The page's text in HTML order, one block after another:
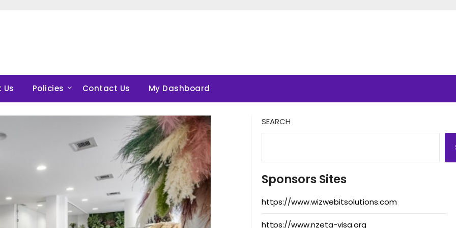
Us Policies Contact Us My Dashboard
SEARCH
Sponsors Sites
https://www.wizwebitsolutions.com
https://www.nzeta-visa.org